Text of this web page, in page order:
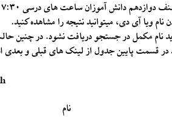
ساعت های درسی ۷:۳۰ الی ۹ و ۲:۳۰ الی ۴ نمایندگی حصه اول میباشد.
ویا آی دی، میتوانید نتیجه را مشاهده کنید.
نام مکمل در جستجو دریافت نشود. در چنین
قسمت پایین جدول از لینک های قبلی و بعدی
نام